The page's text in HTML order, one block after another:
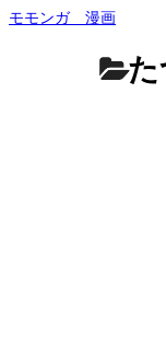
モモンガ 漫画
た